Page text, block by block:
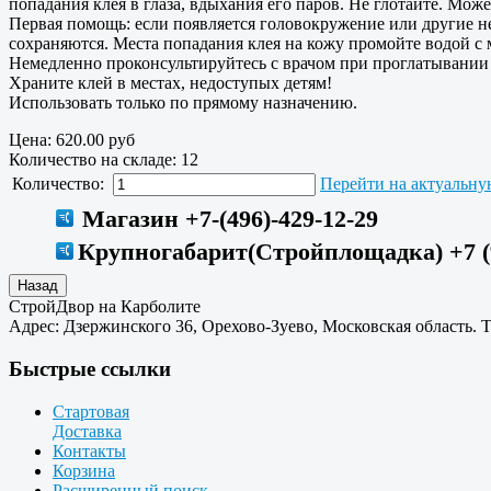
попадания клея в глаза, вдыхания его паров. Не глотайте.
Первая помощь: если появляется головокружение или другие
сохраняются. Места попадания клея на кожу промойте водой
Немедленно проконсультируйтесь с врачом при
Храните клей в местах, недоступых детям!
Использовать только по прямому назначению.
Цена: 620.00 руб
Количество на складе: 12
Количество:
Перейти на
Магазин +7-(496)-429-12-29
Крупногабарит(Стройплощадка) +7
СтройДвор на Карболите
Адрес: Дзержинского 36, Орехово-Зуево, Московская область.
Быстрые ссылки
Стартовая
Доставка
Контакты
Корзина